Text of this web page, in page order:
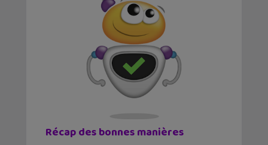
Récap des bonnes manières